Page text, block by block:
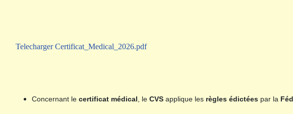
Telecharger Certificat_Medical_2026.pdf
Concernant le certificat médical , le CVS applique les règles édictées par la